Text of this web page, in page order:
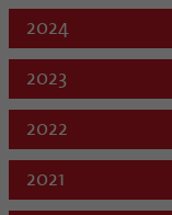
2024
2023
2022
2021